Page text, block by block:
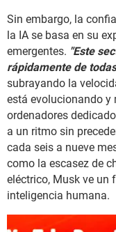
Sin embargo, la
la IA se basa en su
emergentes. "Este
rápidamente de
subrayando la
está evolucionando y
ordenadores
a un ritmo sin
cada seis a nueve
como la escasez de
eléctrico, Musk ve un
inteligencia humana.